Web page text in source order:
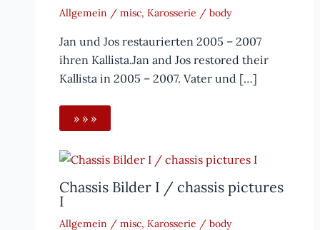
Allgemein / misc, Karosserie / body
Jan und Jos restaurierten 2005 – 2007
ihren Kallista.Jan and Jos restored their
Kallista in 2005 – 2007. Vater und […]
» » »
Chassis Bilder I / chassis pictures
I
Allgemein / misc, Karosserie / body